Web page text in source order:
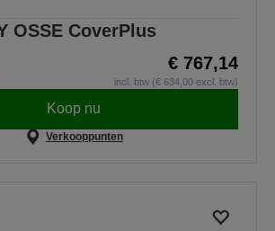
OSSE CoverPlus
€ 767,14
incl. btw (€ 634,00 excl. btw)
Koop nu
Verkooppunten